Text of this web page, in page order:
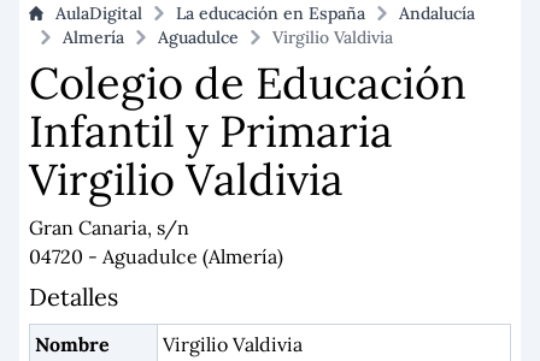
AulaDigital La educación en España
Andalucía
Almería
Aguadulce Virgilio Valdivia
Colegio de Educación
Infantil y Primaria
Virgilio Valdivia
Gran Canaria, s/n
04720 - Aguadulce (Almería)
Detalles
Nombre Virgilio Valdivia